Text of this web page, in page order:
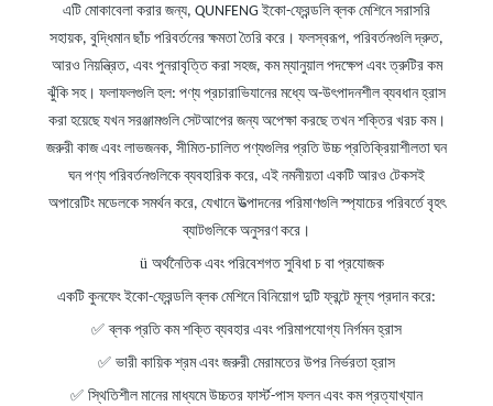
এটি মোকাবেলা করার জন্য, QUNFENG ইকো-ফ্রেন্ডলি ব্লক মেশিনে সরাসরি
সহায়ক, বুদ্ধিমান ছাঁচ পরিবর্তনের ক্ষমতা তৈরি করে। ফলস্বরূপ, পরিবর্তনগুলি দ্রুত,
আরও নিয়ন্ত্রিত, এবং পুনরাবৃত্তি করা সহজ, কম ম্যানুয়াল পদক্ষেপ এবং ত্রুটির কম
ঝুঁকি সহ। ফলাফলগুলি হল: পণ্য প্রচারাভিযানের মধ্যে অ-উৎপাদনশীল ব্যবধান হ্রাস
করা হয়েছে যখন সরঞ্জামগুলি সেটআপের জন্য অপেক্ষা করছে তখন শক্তির খরচ কম।
জরুরী কাজ এবং লাভজনক, সীমিত-চালিত পণ্যগুলির প্রতি উচ্চ প্রতিক্রিয়াশীলতা ঘন
ঘন পণ্য পরিবর্তনগুলিকে ব্যবহারিক করে, এই নমনীয়তা একটি আরও টেকসই
অপারেটিং মডেলকে সমর্থন করে, যেখানে উত্পাদনের পরিমাণগুলি স্প্যাচের পরিবর্তে বৃহৎ
ব্যাটগুলিকে অনুসরণ করে।
ü অর্থনৈতিক এবং পরিবেশগত সুবিধা চ বা প্রযোজক
একটি কুনফেং ইকো-ফ্রেন্ডলি ব্লক মেশিনে বিনিয়োগ দুটি ফ্রন্টে মূল্য প্রদান করে:
✅ব্লক প্রতি কম শক্তি ব্যবহার এবং পরিমাপযোগ্য নির্গমন হ্রাস
✅ ভারী কায়িক শ্রম এবং জরুরী মেরামতের উপর নির্ভরতা হ্রাস
✅ স্থিতিশীল মানের মাধ্যমে উচ্চতর ফার্স্ট-পাস ফলন এবং কম প্রত্যাখ্যান